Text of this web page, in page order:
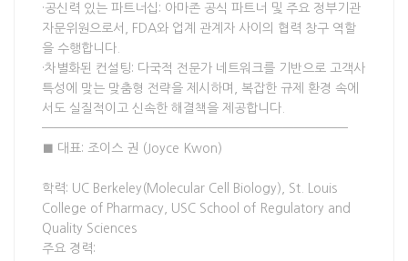
·공신력 있는 파트너십: 아마존 공식 파트너 및 주요 정부기관
자문위원으로서, FDA와 업계 관계자 사이의 협력 창구 역할
을 수행합니다.
·차별화된 컨설팅: 다국적 전문가 네트워크를 기반으로 고객사
특성에 맞는 맞춤형 전략을 제시하며, 복잡한 규제 환경 속에
서도 실질적이고 신속한 해결책을 제공합니다.
————————————————————————————
■ 대표: 조이스 권 (Joyce Kwon)
학력: UC Berkeley(Molecular Cell Biology), St. Louis
College of Pharmacy, USC School of Regulatory and
Quality Sciences
주요 경력: